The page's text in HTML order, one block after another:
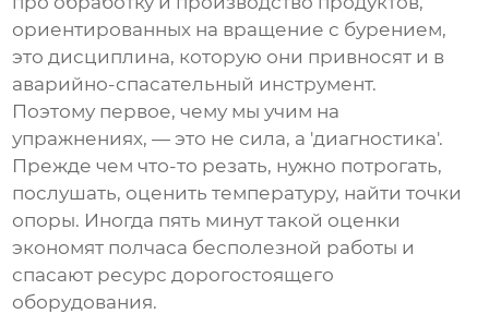
ориентированных на вращение с бурением,
это дисциплина, которую они привносят и в
аварийно-спасательный инструмент.
Поэтому первое, чему мы учим на
упражнениях, — это не сила, а 'диагностика'.
Прежде чем что-то резать, нужно потрогать,
послушать, оценить температуру, найти точки
опоры. Иногда пять минут такой оценки
экономят полчаса бесполезной работы и
спасают ресурс дорогостоящего
оборудования.